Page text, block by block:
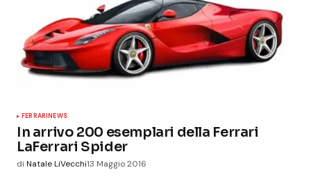
FERRARINEWS
In arrivo 200 esemplari della Ferrari
LaFerrari Spider
di Natale LiVecchi13 Maggio 2016